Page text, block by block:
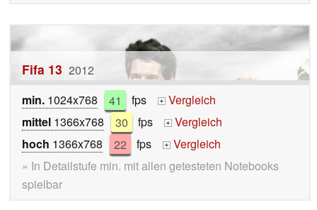
Fifa 13 2012
min. 1024x768 41 fps +
Vergleich
mittel 1366x768 30 fps +
Vergleich
hoch 1366x768 22 fps +
Vergleich
» In Detailstufe min. mit allen getesteten Notebooks
spielbar